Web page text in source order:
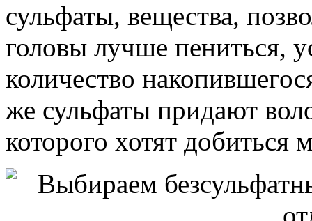
сульфаты, вещества,
головы лучше пениться,
количество
же сульфаты придают
которого хотят